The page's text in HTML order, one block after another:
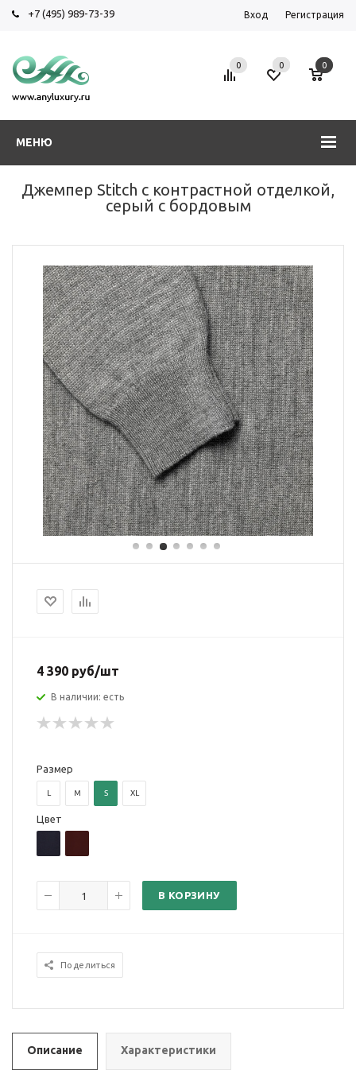
+7 (495) 989-73-39 Вход Регистрация
МЕНЮ
0 0 0
Джемпер Stitch с контрастной отделкой,
серый с бордовым
4 390 руб/шт
В наличии: есть
Размер
L M S XL
Цвет
В КОРЗИНУ
Поделиться
Описание Характеристики